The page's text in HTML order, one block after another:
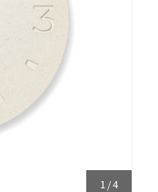
1 /4